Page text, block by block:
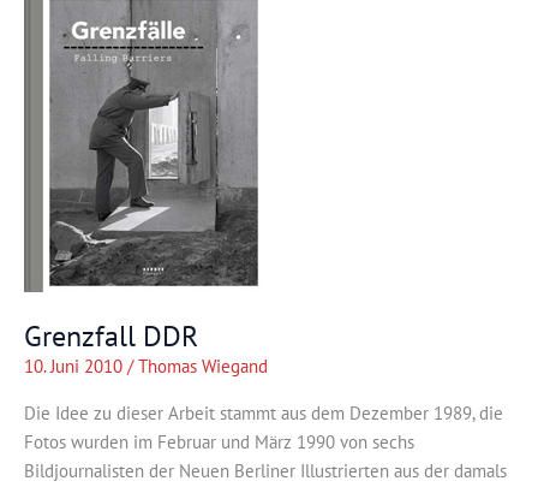
Grenzfall DDR
10. Juni 2010 /Thomas Wiegand
Die Idee zu dieser Arbeit stammt aus dem Dezember 1989, die
Fotos wurden im Februar und März 1990 von sechs
Bildjournalisten der Neuen Berliner Illustrierten aus der damals